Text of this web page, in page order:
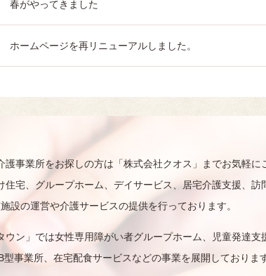
春がやってきました
ホームページを再リニューアルしました。
事業所をお探しの方は「株式会社クオス」までお気軽に
宅、グループホーム、デイサービス、居宅介護支援、訪
設の運営や介護サービスの提供を行っております。
ウン」では女性専用障がい者グループホーム、児童発達支
型事業所、在宅配食サービスなどの事業を展開しております